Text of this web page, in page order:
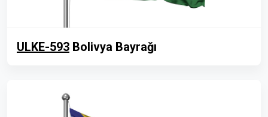
ULKE-593 Bolivya Bayrağı